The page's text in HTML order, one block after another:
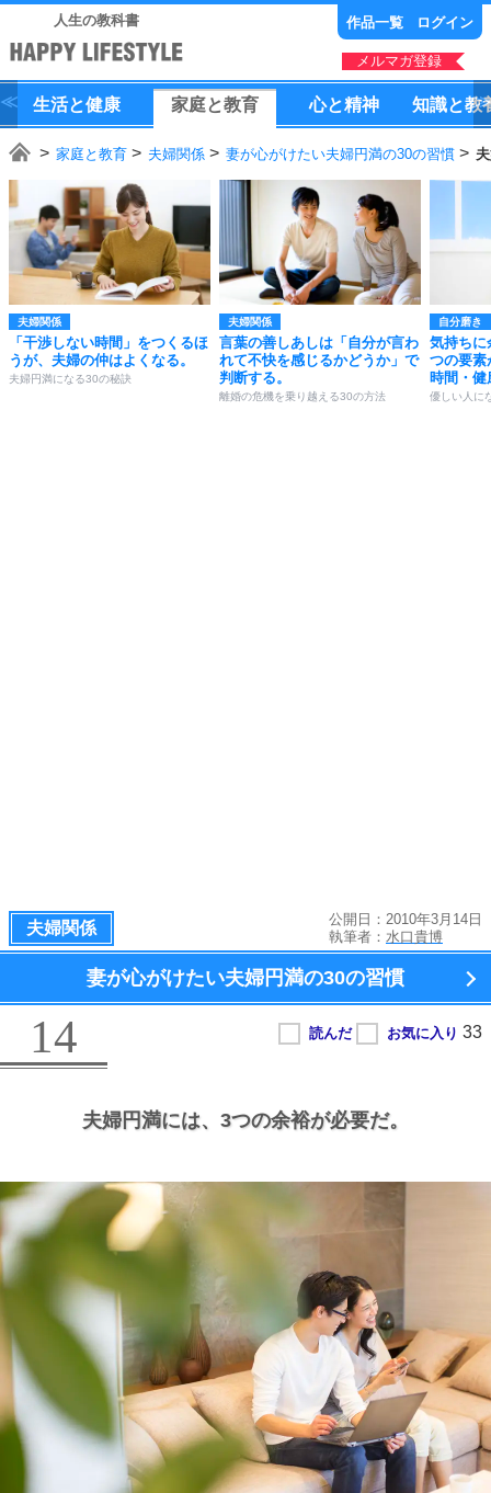
人生の教科書 作品一覧 ログイン
メルマガ登録
生活と健康 家庭と教育 心と精神 知識と教
家庭と教育 夫婦関係 妻が心がけたい夫婦円満の30の習慣
夫婦関係
「干渉しない時間」をつくるほ
うが、夫婦の仲はよくなる。
夫婦円満になる30の秘訣
夫婦関係
言葉の善しあしは「自分が言わ
れて不快を感じるかどうか」で
判断する。
離婚の危機を乗り越える30の方法
自分磨き
気持ちに
つの要素
時間・健
優しい人に
夫婦関係
公開日：2010年3月14日
執筆者： 水口貴博
妻が心がけたい夫婦円満の30の習慣
14
夫婦円満には、 3つの余裕が必要だ。